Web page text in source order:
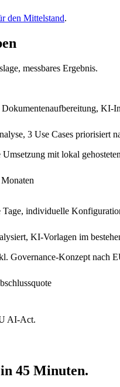
den Mittelstand.
messbares Ergebnis.
KI-
3 Use Cases
mit lokal
Tage, individuelle
KI-Vorlagen im
Governance-Konzept nach
AI-Act.
45 Minuten.